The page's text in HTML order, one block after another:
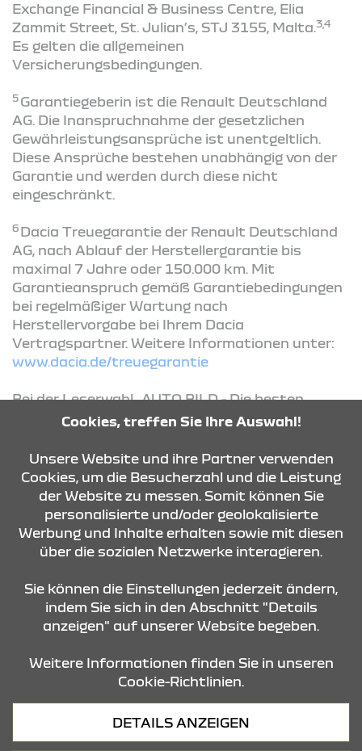
Exchange Financial & Business Centre, Elia
Zammit Street, St. Julian’s, STJ 3155, Malta.3,4
Es gelten die allgemeinen
Versicherungsbedingungen.
5 Garantiegeberin ist die Renault Deutschland
AG. Die Inanspruchnahme der gesetzlichen
Gewährleistungsansprüche ist unentgeltlich.
Diese Ansprüche bestehen unabhängig von der
Garantie und werden durch diese nicht
eingeschränkt.
6 Dacia Treuegarantie der Renault Deutschland
AG, nach Ablauf der Herstellergarantie bis
maximal 7 Jahre oder 150.000 km. Mit
Garantieanspruch gemäß Garantiebedingungen
bei regelmäßiger Wartung nach
Herstellervorgabe bei Ihrem Dacia
Vertragspartner. Weitere Informationen unter:
www.dacia.de/treuegarantie
Bei der Leserwahl „AUTO BILD - Die besten
Marken in allen Klassen“ hat Dacia den
gewonnen. AUTO BILD Ausgabe 16/2026
Abb. zeigt Dacia Fahrzeuge mit
Sonderausstattung
Cookies, treffen Sie Ihre Auswahl!
Unsere Website und ihre Partner verwenden
Cookies, um die Besucherzahl und die Leistung
der Website zu messen. Somit können Sie
personalisierte und/oder geolokalisierte
Werbung und Inhalte erhalten sowie mit diesen
über die sozialen Netzwerke interagieren.
Sie können die Einstellungen jederzeit ändern,
indem Sie sich in den Abschnitt "Details
anzeigen" auf unserer Website begeben.
Weitere Informationen finden Sie in unseren
Cookie-Richtlinien.
DETAILS ANZEIGEN